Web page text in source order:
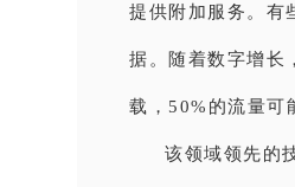
提供附加服务。有
据。随着数字增长
载，50%的流量可
该领域领先的